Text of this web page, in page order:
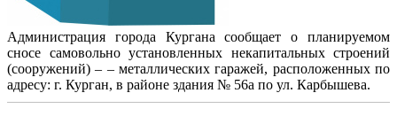
Администрация города Кургана сообщает о планируемом
сносе самовольно установленных некапитальных строений
(сооружений) – – металлических гаражей, расположенных по
адресу: г. Курган, в районе здания № 56а по ул. Карбышева.